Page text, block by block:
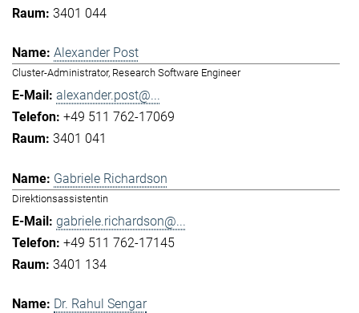
3401 044
Alexander Post
Cluster-Administrator, Research Software Engineer
alexander.post@...
+49 511 762-17069
3401 041
Gabriele Richardson
Direktionsassistentin
gabriele.richardson@...
+49 511 762-17145
3401 134
Dr. Rahul Sengar